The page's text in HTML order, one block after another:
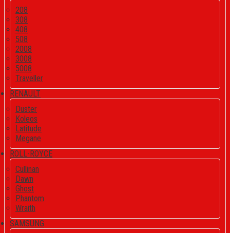
208
308
408
508
2008
3008
5008
Traveller
RENAULT
Duster
Koleos
Latitude
Megane
ROLL-ROYCE
Cullinan
Dawn
Ghost
Phantom
Wraith
SAMSUNG